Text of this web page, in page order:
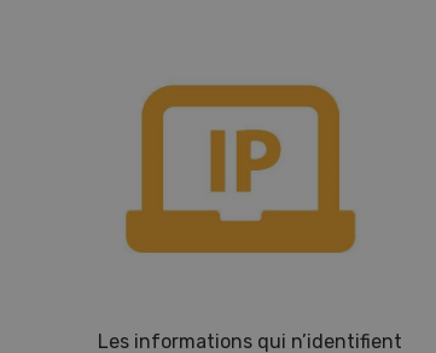
Les informations qui n’identifient